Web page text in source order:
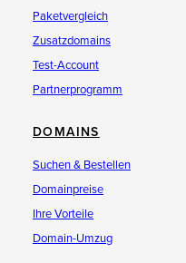
Paketvergleich
Zusatzdomains
Test-Account
Partnerprogramm
DOMAINS
Suchen & Bestellen
Domainpreise
Ihre Vorteile
Domain-Umzug